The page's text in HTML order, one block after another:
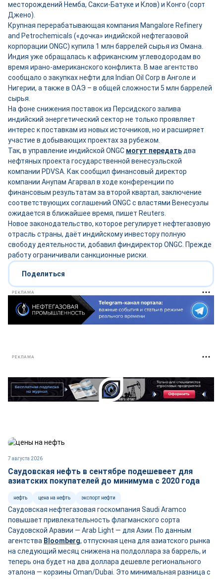
месторождений Немба, Сакси-Батуке и Клов) и Конго (сорт
Джено).
Крупная перерабатывающая компания Mangalore Refinery
and Petrochemicals («дочка» индийской нефтегазовой
корпорации ONGC) купила 1 млн баррелей сырья из Омана.
Индия уже обращалась к африканским углеводородам во
время ирано-американского конфликта. В мае агентство
сообщало о закупках нефти для Indian Oil Corp в Анголе и
Нигерии, а также в ОАЭ – в общей сложности 5 млн баррелей
сырья.
На фоне снижения поставок из Персидского залива
индийский энергетический сектор не только проявляет
интерес к поставкам из новых источников, но и расширяет
участие в добывающих проектах за рубежом.
Так, в управление индийской ONGC могут передать два
нефтяных проекта государственной венесуэльской
компании PDVSA. Как сообщил финансовый директор
компании Анупам Агарвал в ходе конференции по
финансовым результатам за второй квартал, заключение
соответствующих соглашений ONGC с властями Венесуэлы
ожидается в ближайшее время, пишет Reuters.
Новое законодательство, которое регулирует нефтегазовую
отрасль страны, даёт индийскому инвестору полную
свободу деятельности, добавил финдиректор ONGC. Прежде
работу ограничивали санкционные риски.
Поделиться
РЕКЛАМА
РЕКЛАМА
7 августа 2026
Саудовская нефть в сентябре подешевеет для
азиатских покупателей до минимума с 2020 года
нефть цена на нефть экспорт нефти
Саудовская нефтегазовая госкомпания Saudi Aramco
повышает привлекательность флагманского сорта
Саудовской Аравии — Arab Light — для Азии. По данным
агентства Bloomberg, отпускная цена для азиатского рынка
на следующий месяц снижена на полдоллара за баррель, и
теперь она будет на два доллара дешевле регионального
эталона — корзины Oman/Dubai. Это минимальная разница с